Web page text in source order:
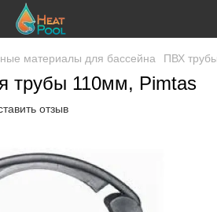
материалы для бассейна ПВХ
трубы 110мм, Pimtas
отзыв